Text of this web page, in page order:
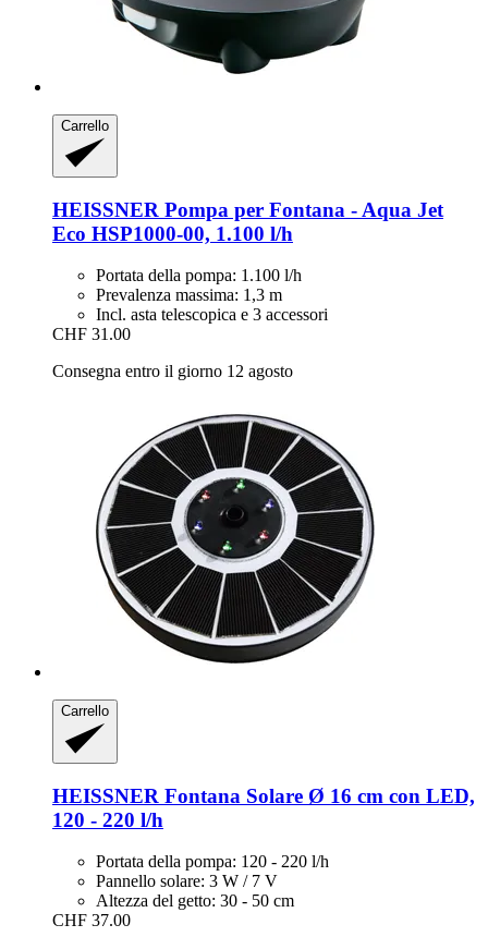
Carrello
HEISSNER Pompa per Fontana -​ Aqua Jet
Eco HSP1000-​00, 1.100 l/h
Portata della pompa: 1.100 l/h
Prevalenza massima: 1,3 m
Incl. asta telescopica e 3 accessori
CHF 31.00
Consegna entro il giorno 12 agosto
Carrello
HEISSNER Fontana Solare Ø 16 cm con LED,
120 -​ 220 l/h
Portata della pompa: 120 - 220 l/h
Pannello solare: 3 W / 7 V
Altezza del getto: 30 - 50 cm
CHF 37.00